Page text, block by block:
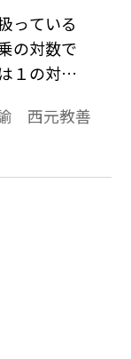
っている
の対数で
１の対数
(logaa＝
数の性
扱いでは
ある。さ
真数を入
(logab＝1
れに対数
は，対数
西元教善